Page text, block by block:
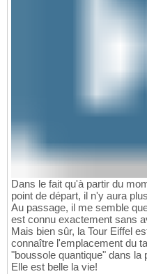
Dans le fait qu'à partir du
point de départ, il n'y aura
Au passage, il me semble
est connu exactement sans
Mais bien sûr, la Tour Eiffel
connaître l'emplacement du
"boussole quantique" dans la
Elle est belle la vie!